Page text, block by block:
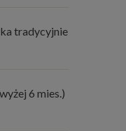
tradycyjnie
6 mies.)